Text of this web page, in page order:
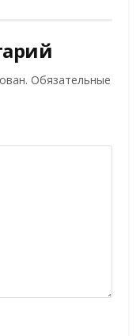
Обязательные